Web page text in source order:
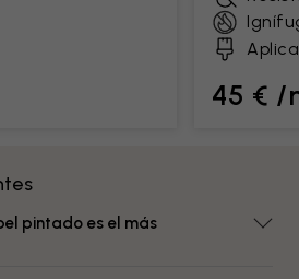
45 € /
pintado es el más